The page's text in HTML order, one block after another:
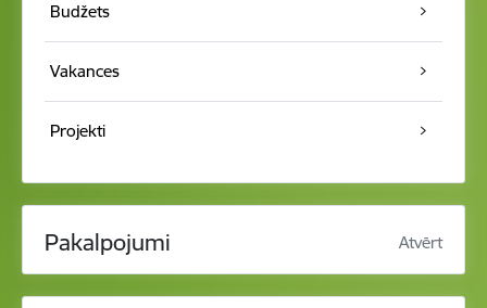
Budžets
Vakances
Projekti
Pakalpojumi Atvērt